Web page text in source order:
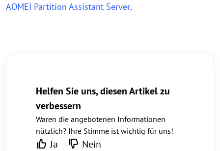
AOMEI Partition Assistant Server.
Helfen Sie uns, diesen Artikel zu
verbessern
Waren die angebotenen Informationen
nützlich? Ihre Stimme ist wichtig für uns!
Ja Nein